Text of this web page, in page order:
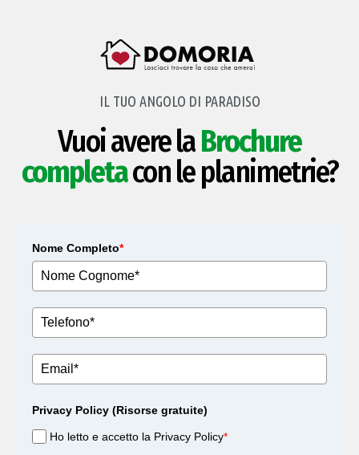
IL TUO ANGOLO DI PARADISO
Vuoi avere laBrochure
completacon le planimetrie?
Nome Completo*
Privacy Policy (Risorse gratuite)
Ho letto e accetto la Privacy Policy*